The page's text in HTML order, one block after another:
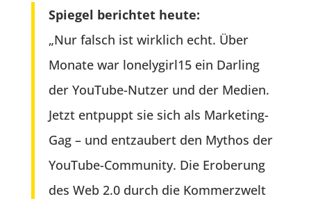
Spiegel berichtet heute:
„Nur falsch ist wirklich echt. Über
Monate war lonelygirl15 ein Darling
der YouTube-Nutzer und der Medien.
Jetzt entpuppt sie sich als Marketing-
Gag – und entzaubert den Mythos der
YouTube-Community. Die Eroberung
des Web 2.0 durch die Kommerzwelt